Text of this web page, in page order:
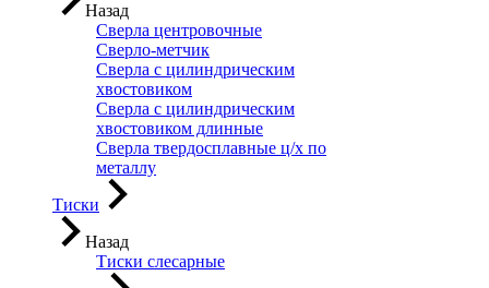
Назад
Сверла центровочные
Сверло-метчик
Сверла с цилиндрическим
хвостовиком
Сверла с цилиндрическим
хвостовиком длинные
Сверла твердосплавные ц/х по
металлу
Тиски
Назад
Тиски слесарные